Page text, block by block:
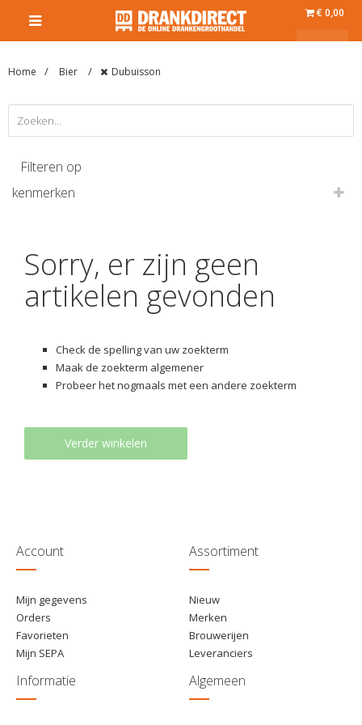
€ 0,00
Home Bier Dubuisson
Filteren op
kenmerken
Sorry, er zijn geen
artikelen gevonden
Check de spelling van uw zoekterm
Maak de zoekterm algemener
Probeer het nogmaals met een andere zoekterm
Verder winkelen
Account
Mijn gegevens
Orders
Favorieten
Mijn SEPA
Assortiment
Nieuw
Merken
Brouwerijen
Leveranciers
Informatie Algemeen